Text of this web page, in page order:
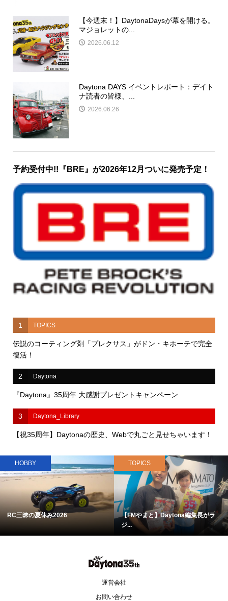
【今週末！】DaytonaDaysが幕を開ける。
マジョレットの...
2026.06.12
Daytona DAYS イベントレポート：デイト
ナ読者の皆様、...
2026.06.26
予約受付中!!『BRE』が2026年12月ついに発売予定！
1 TOPICS
伝説のコーティング剤「プレクサス」がドン・キホーテで完全
復活！
2 Daytona
『Daytona』35周年 大感謝プレゼントキャンペーン
3 Daytona_Library
【祝35周年】Daytonaの歴史、Webで丸ごと見せちゃいます！
HOBBY
RC三昧の夏休み2026
TOPICS
【FMやまと】Daytona編集長がラ
ジ...
運営会社
お問い合わせ